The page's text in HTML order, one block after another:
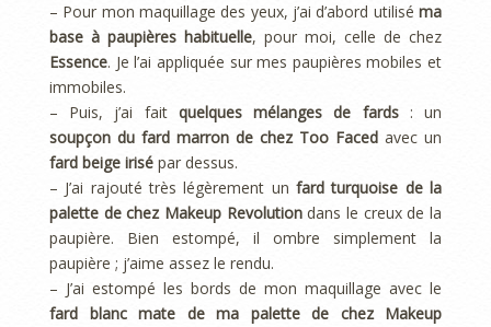
– Pour mon maquillage des yeux, j’ai d’abord utilisé ma
base à paupières habituelle, pour moi, celle de chez
Essence. Je l’ai appliquée sur mes paupières mobiles et
immobiles.
– Puis, j’ai fait quelques mélanges de fards: un
soupçon du fard marron de chez Too Faced avec un
fard beige irisé par dessus.
– J’ai rajouté très légèrement un fard turquoise de la
palette de chez Makeup Revolutiondans le creux de la
paupière. Bien estompé, il ombre simplement la
paupière ; j’aime assez le rendu.
– J’ai estompé les bords de mon maquillage avec le
fard blanc mate de ma palette de chez Makeup